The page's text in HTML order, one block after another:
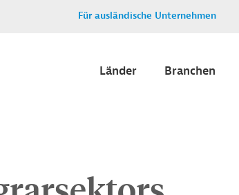
Für ausländische Unternehmen
Länder Branchen